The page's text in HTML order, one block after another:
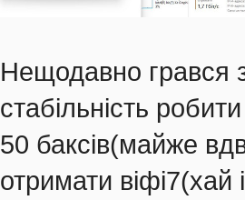
Нещодавно грався
стабільність
50 баксів(майже
отримати віфі7(хай